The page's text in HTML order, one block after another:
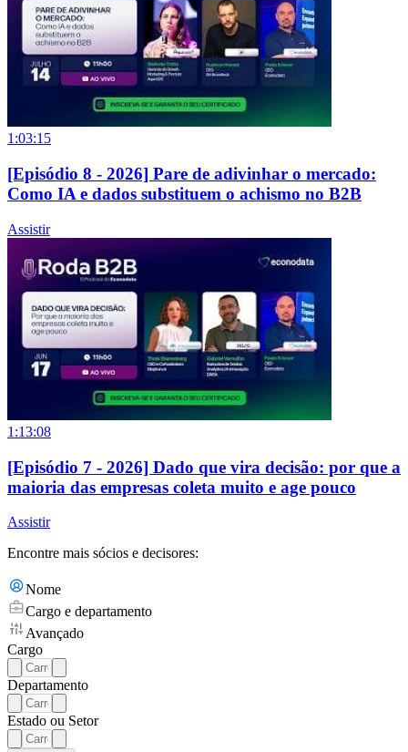
1:03:15
[Episódio 8 - 2026] Pare de adivinhar o mercado:
Como IA e dados substituem o achismo no B2B
Assistir
1:13:08
[Episódio 7 - 2026] Dado que vira decisão: por que a
maioria das empresas coleta muito e age pouco
Assistir
Encontre mais sócios e decisores:
Nome
Cargo e departamento
Avançado
Cargo
Departamento
Estado ou Setor